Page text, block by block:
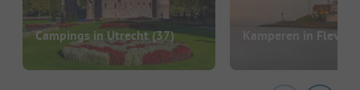
Campings in Utrecht(37) Kamperen in